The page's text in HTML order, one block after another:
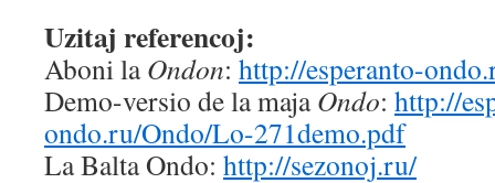
Uzitaj referencoj:
Aboni laOndon: http://esperanto-
Demo-versio de la majaOndo: http://
ondo.ru/Ondo/Lo-271demo.pdf
La Balta Ondo: http://sezonoj.ru/